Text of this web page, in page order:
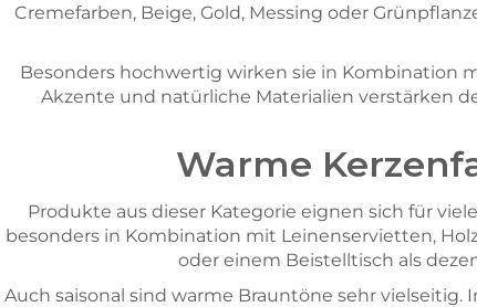
Cremefarben, Beige, Gold, Messing oder
Besonders hochwertig wirken sie in Kombination
Akzente und natürliche Materialien verstärken
Warme
Produkte aus dieser Kategorie eignen sich für
besonders in Kombination mit Leinenservietten,
oder einem Beistelltisch als
Auch saisonal sind warme Brauntöne sehr